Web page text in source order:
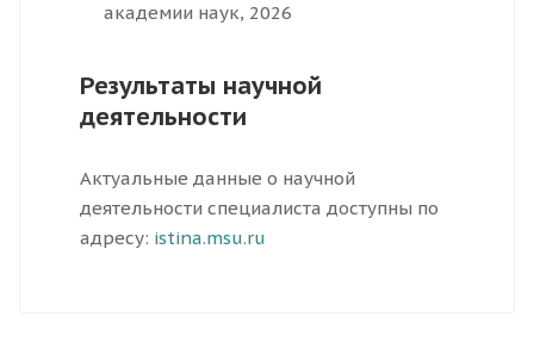
академии наук, 2026
Результаты научной
деятельности
Актуальные данные о научной
деятельности специалиста доступны по
адресу: istina.msu.ru